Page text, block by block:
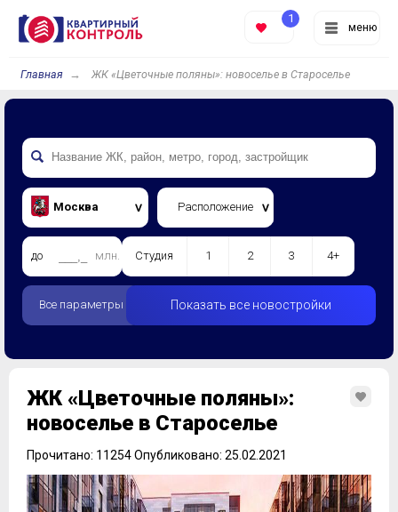
меню
1
Главная ЖК «Цветочные поляны»: новоселье в Староселье
Москва Расположение
до млн. Студия 1 2 3 4+
Все параметры Показать все новостройки
ЖК «Цветочные поляны»:
новоселье в Староселье
Прочитано: 11254 Опубликовано: 25.02.2021